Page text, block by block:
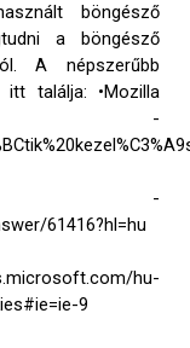
böngésző
a böngésző
A népszerűbb
itt találja: •Mozilla
-
-
61416?hl=hu
hu-
9